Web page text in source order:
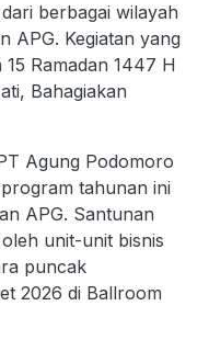
berbagai wilayah
APG. Kegiatan yang
Ramadan 1447 H
Bahagiakan
Agung Podomoro
tahunan ini
APG. Santunan
unit-unit bisnis
puncak
2026 di Ballroom